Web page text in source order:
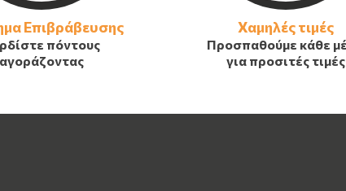
Επιβράβευσης
πόντους
αγοράζοντας
Χαμηλές τιμές
Προσπαθούμε κάθε
για προσιτές τιμές